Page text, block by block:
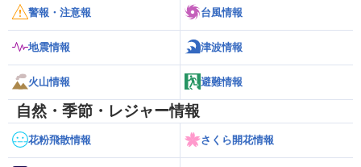
警報・注意報 台風情報
地震情報 津波情報
火山情報 避難情報
自然・季節・レジャー情報
花粉飛散情報 さくら開花情報